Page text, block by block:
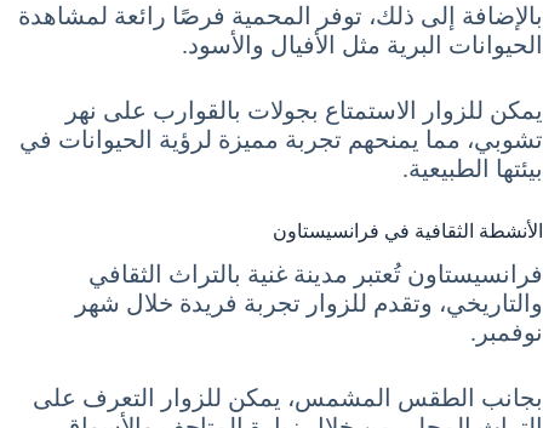
بالإضافة إلى ذلك، توفر المحمية فرصًا رائعة لمشاهدة
الحيوانات البرية مثل الأفيال والأسود.
يمكن للزوار الاستمتاع بجولات بالقوارب على نهر
تشوبي، مما يمنحهم تجربة مميزة لرؤية الحيوانات في
بيئتها الطبيعية.
الأنشطة الثقافية في فرانسيستاون
فرانسيستاون تُعتبر مدينة غنية بالتراث الثقافي
والتاريخي، وتقدم للزوار تجربة فريدة خلال شهر
نوفمبر.
بجانب الطقس المشمس، يمكن للزوار التعرف على